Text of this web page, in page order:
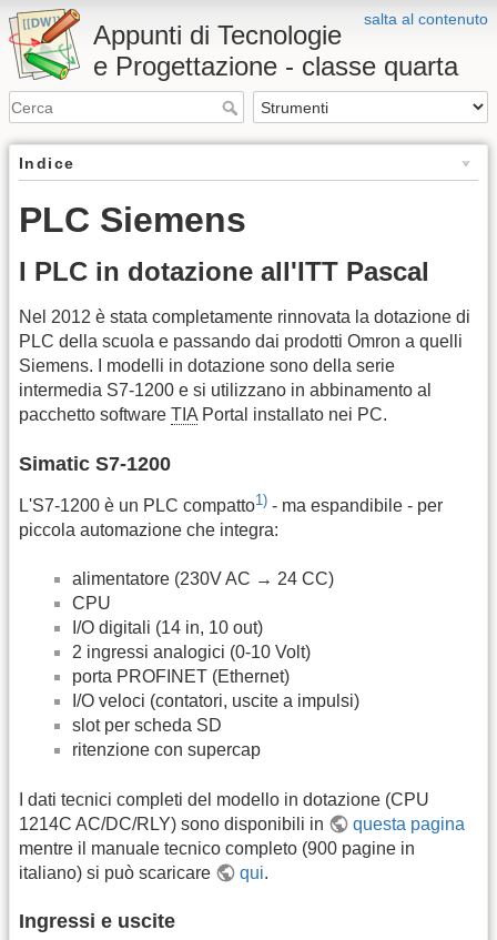
salta al contenuto
Appunti di Tecnologie
e Progettazione - classe quarta
Indice
PLC Siemens
I PLC in dotazione all'ITT Pascal
Nel 2012 è stata completamente rinnovata la dotazione di
PLC della scuola e passando dai prodotti Omron a quelli
Siemens. I modelli in dotazione sono della serie
intermedia S7-1200 e si utilizzano in abbinamento al
pacchetto software TIA Portal installato nei PC.
Simatic S7-1200
L'S7-1200 è un PLC compatto1) - ma espandibile - per
piccola automazione che integra:
alimentatore (230V AC → 24 CC)
CPU
I/O digitali (14 in, 10 out)
2 ingressi analogici (0-10 Volt)
porta PROFINET (Ethernet)
I/O veloci (contatori, uscite a impulsi)
slot per scheda SD
ritenzione con supercap
I dati tecnici completi del modello in dotazione (CPU
1214C AC/DC/RLY) sono disponibili in
questa pagina
mentre il manuale tecnico completo (900 pagine in
italiano) si può scaricare
qui.
Ingressi e uscite